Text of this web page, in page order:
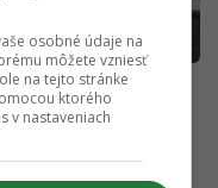
neprebádaných
výsledky
osobné údaje na
môžete vzniesť
na tejto stránke
ktorého
v nastaveniach